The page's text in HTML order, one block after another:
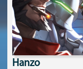
Hanzo